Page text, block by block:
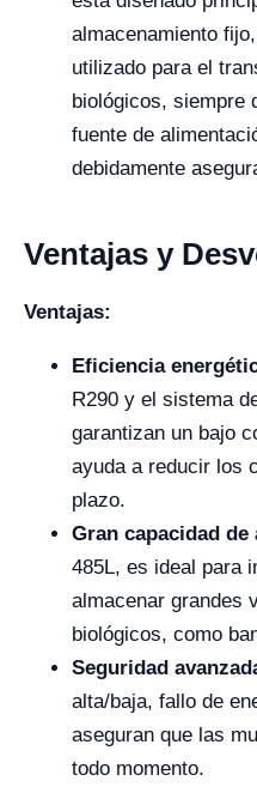
almacenamiento
utilizado para el
biológicos, siempre
fuente de
debidamente
Ventajas y
Ventajas:
Eficiencia
R290 y el sistema
garantizan un bajo
ayuda a reducir los
plazo.
Gran capacidad de
485L, es ideal para
almacenar grandes
biológicos, como
Seguridad
alta/baja, fallo de
aseguran que las
todo momento.